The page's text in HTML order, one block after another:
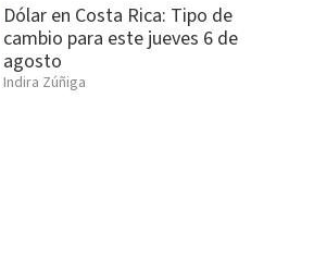
Dólar en Costa Rica: Tipo de
cambio para este jueves 6 de
agosto
Indira Zúñiga